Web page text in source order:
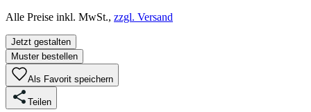
Alle Preise inkl. MwSt., zzgl. Versand
Jetzt gestalten
Muster bestellen
Als Favorit speichern
Teilen